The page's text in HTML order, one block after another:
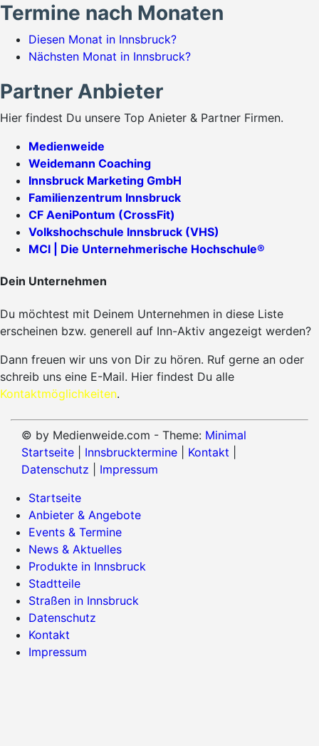
Termine nach Monaten
Diesen Monat in Innsbruck?
Nächsten Monat in Innsbruck?
Partner Anbieter
Hier findest Du unsere Top Anieter & Partner Firmen.
Medienweide
Weidemann Coaching
Innsbruck Marketing GmbH
Familienzentrum Innsbruck
CF AeniPontum (CrossFit)
Volkshochschule Innsbruck (VHS)
MCI | Die Unternehmerische Hochschule®
Dein Unternehmen
Du möchtest mit Deinem Unternehmen in diese Liste
erscheinen bzw. generell auf Inn-Aktiv angezeigt werden?
Dann freuen wir uns von Dir zu hören. Ruf gerne an oder
schreib uns eine E-Mail. Hier findest Du alle
Kontaktmöglichkeiten.
© by Medienweide.com - Theme: Minimal
Startseite
Innsbrucktermine Kontakt
Datenschutz
Impressum
Startseite
Anbieter & Angebote
Events & Termine
News & Aktuelles
Produkte in Innsbruck
Stadtteile
Straßen in Innsbruck
Datenschutz
Kontakt
Impressum